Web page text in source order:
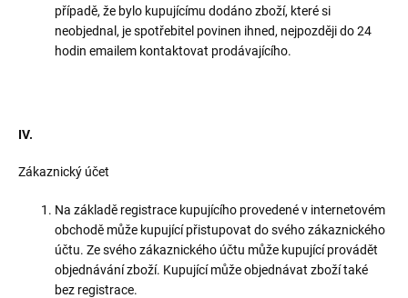
případě, že bylo kupujícímu dodáno zboží, které si
neobjednal, je spotřebitel povinen ihned, nejpozději do 24
hodin emailem kontaktovat prodávajícího.
IV.
Zákaznický účet
Na základě registrace kupujícího provedené v internetovém
obchodě může kupující přistupovat do svého zákaznického
účtu. Ze svého zákaznického účtu může kupující provádět
objednávání zboží. Kupující může objednávat zboží také
bez registrace.